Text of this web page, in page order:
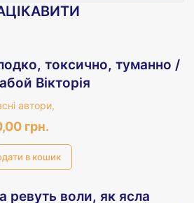
токсично, туманно /
Вікторія
автори,
грн.
ревуть воли, як ясла